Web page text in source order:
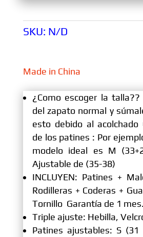
SKU: N/D
Made in China
¿Como escoger la
del zapato normal y
esto debido al acolchado
de los patines : Por
modelo ideal es M
Ajustable de (35-38)
INCLUYEN: Patines +
Rodilleras + Coderas +
Tornillo Garantía de 1 mes.
Triple ajuste: Hebilla,
Patines ajustables: S